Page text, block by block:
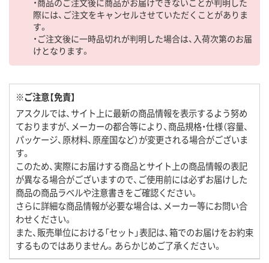
際には、ご注文をキャンセルさせていただくことがありま
す。
・ご注文後に一時品切れが判明した場合は、入荷次第のお届
けとなります。
※ご注意【免責】
アスクルでは、サイト上に最新の商品情報を表示するよう努め
ておりますが、メーカーの都合等により、商品規格・仕様（容量、
パッケージ、原材料、原産国など）が変更される場合がございま
す。
このため、実際にお届けする商品とサイト上の商品情報の表記
が異なる場合がございますので、ご使用前には必ずお届けした
商品の商品ラベルや注意書きをご確認ください。
さらに詳細な商品情報が必要な場合は、メーカー等にお問い合
わせください。
また、販売単位における「セット」表記は、箱でのお届けをお約束
するものではありません。あらかじめご了承ください。